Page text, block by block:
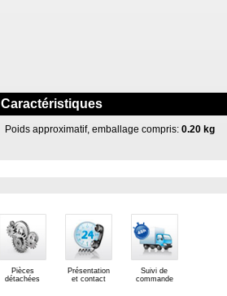
Caractéristiques
Poids approximatif, emballage compris:0.20 kg
Pièces
détachées
Présentation
et contact
Suivi de
commande